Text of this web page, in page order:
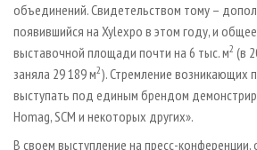
объединений. Свидетельством тому –
появившийся на Xylexpo в этом году, и
выставочной площади почти на 6 тыс. м2 (в
заняла 29 189 м2). Стремление возникающих
выступать под единым брендом
Homag, SCM и некоторых других».
В своем выступление на пресс-